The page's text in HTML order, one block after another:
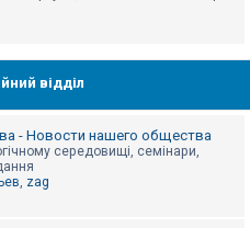
відділ
- Новости нашего общества
середовищі, семінари,
, zag